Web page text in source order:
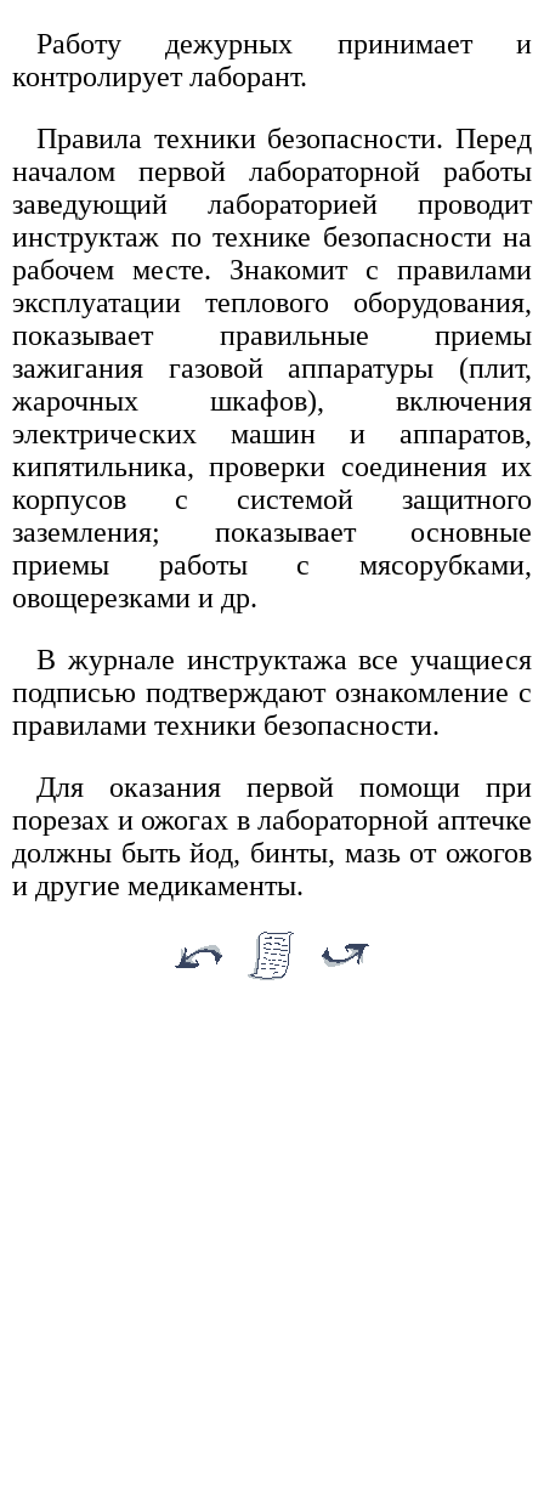
Работу дежурных принимает и
контролирует лаборант.
Правила техники безопасности. Перед
началом первой лабораторной работы
заведующий лабораторией проводит
инструктаж по технике безопасности на
рабочем месте. Знакомит с правилами
эксплуатации теплового оборудования,
показывает правильные приемы
зажигания газовой аппаратуры (плит,
жарочных шкафов), включения
электрических машин и аппаратов,
кипятильника, проверки соединения их
корпусов с системой защитного
заземления; показывает основные
приемы работы с мясорубками,
овощерезками и др.
В журнале инструктажа все учащиеся
подписью подтверждают ознакомление с
правилами техники безопасности.
Для оказания первой помощи при
порезах и ожогах в лабораторной аптечке
должны быть йод, бинты, мазь от ожогов
и другие медикаменты.